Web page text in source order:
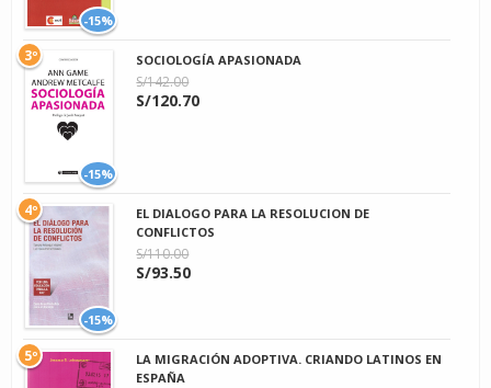
-15%
-15%
SOCIOLOGÍA APASIONADA
S/142.00
S/120.70
3º
-15%
EL DIALOGO PARA LA RESOLUCION DE
CONFLICTOS
S/110.00
S/93.50
4º
LA MIGRACIÓN ADOPTIVA. CRIANDO LATINOS EN
ESPAÑA
5º